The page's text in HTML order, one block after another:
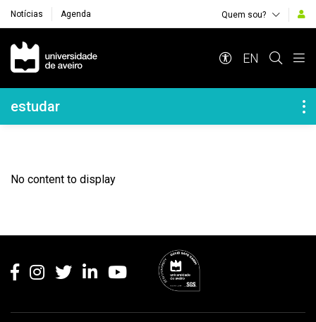
Notícias Agenda Quem sou?
Navegação Principal
EN
Navegação Lateral
estudar
No content to display